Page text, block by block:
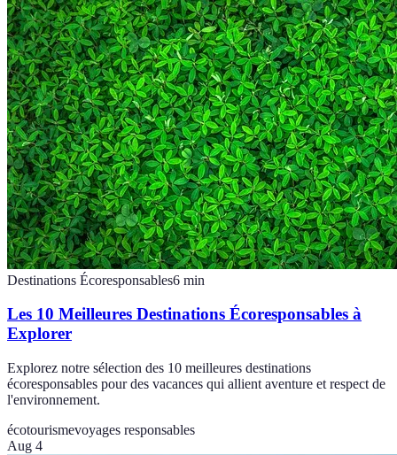
Destinations Écoresponsables6 min
Les 10 Meilleures Destinations Écoresponsables à
Explorer
Explorez notre sélection des 10 meilleures destinations
écoresponsables pour des vacances qui allient aventure et respect de
l'environnement.
écotourismevoyages responsables
Aug 4